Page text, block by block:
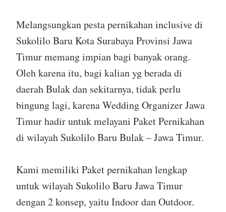
Melangsungkan pesta pernikahan inclusive di
Sukolilo Baru Kota Surabaya Provinsi Jawa
Timur memang impian bagi banyak orang.
Oleh karena itu, bagi kalian yg berada di
daerah Bulak dan sekitarnya, tidak perlu
bingung lagi, karena Wedding Organizer Jawa
Timur hadir untuk melayani Paket Pernikahan
di wilayah Sukolilo Baru Bulak – Jawa Timur.
Kami memiliki Paket pernikahan lengkap
untuk wilayah Sukolilo Baru Jawa Timur
dengan 2 konsep, yaitu Indoor dan Outdoor.